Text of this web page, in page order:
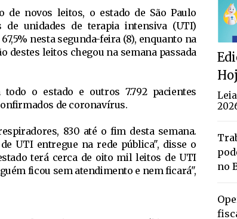
de novos leitos, o estado de São Paulo
unidades de terapia intensiva (UTI)
nesta segunda-feira (8), enquanto na
destes leitos chegou na semana passada
o estado e outros 7.792 pacientes
de coronavírus.
830 até o fim desta semana.
UTI entregue na rede pública", disse o
terá cerca de oito mil leitos de UTI
ficou sem atendimento e nem ficará",
no